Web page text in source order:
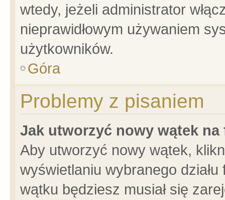
wtedy, jeżeli administrator
nieprawidłowym używaniem
użytkowników.
Góra
Problemy z pisaniem
Jak utworzyć nowy wątek na
Aby utworzyć nowy wątek,
wyświetlaniu wybranego
wątku będziesz musiał się